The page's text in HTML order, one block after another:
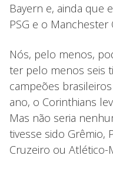
Bayern e, ainda que
PSG e o Manchester
Nós, pelo menos,
ter pelo menos seis
campeões
ano, o Corinthians
Mas não seria
tivesse sido Grêmio,
Cruzeiro ou Atlético-